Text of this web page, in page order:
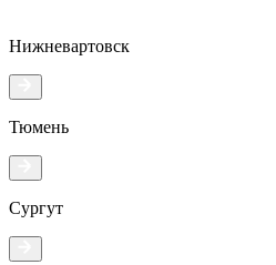
Нижневартовск
Тюмень
Сургут